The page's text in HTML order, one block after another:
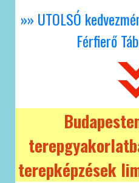
»» UTOLSÓ
Férfierő
terepképzések